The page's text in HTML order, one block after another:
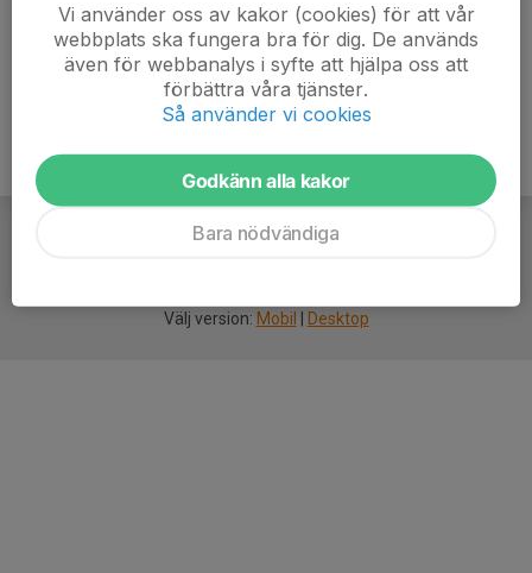
Välj version: Mobil Desktop
Vi använder oss av kakor (cookies) för att vår
webbplats ska fungera bra för dig. De används
även för webbanalys i syfte att hjälpa oss att
förbättra våra tjänster.
Så använder vi cookies
Godkänn alla kakor
Bara nödvändiga